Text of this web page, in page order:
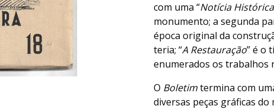
com uma “Notícia Histórica
monumento; a segunda
época original da
teria; “A Restauração” é o
enumerados os trabalhos
O Boletimtermina com
diversas peças gráficas